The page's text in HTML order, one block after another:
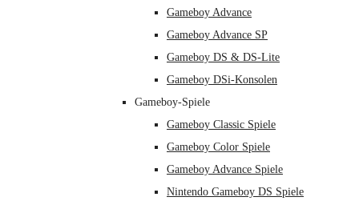
Gameboy Advance
Gameboy Advance SP
Gameboy DS & DS-Lite
Gameboy DSi-Konsolen
Gameboy-Spiele
Gameboy Classic Spiele
Gameboy Color Spiele
Gameboy Advance Spiele
Nintendo Gameboy DS Spiele